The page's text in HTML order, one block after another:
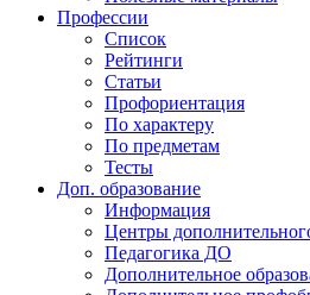
Профессии
Список
Рейтинги
Статьи
Профориентация
По характеру
По предметам
Тесты
Доп. образование
Информация
Центры
Педагогика ДО
Дополнительное